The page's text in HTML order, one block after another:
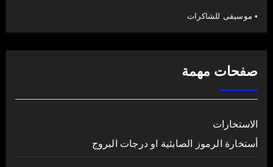
• موسيقى للشاكرات
صفحات مهمة
الاستخارات
أستخارة الرموز الصابئية او درجات البروج